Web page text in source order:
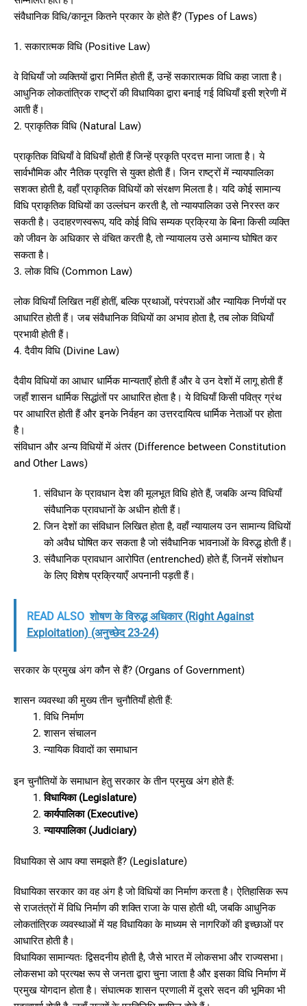
संवैधानिक विधि/कानून कितने प्रकार के होते हैं? (Types of Laws)
1. सकारात्मक विधि (Positive Law)
वे विधियाँ जो व्यक्तियों द्वारा निर्मित होती हैं, उन्हें सकारात्मक विधि कहा जाता है।
आधुनिक लोकतांत्रिक राष्ट्रों की विधायिका द्वारा बनाई गई विधियाँ इसी श्रेणी में
आती हैं।
2. प्राकृतिक विधि (Natural Law)
प्राकृतिक विधियाँ वे विधियाँ होती हैं जिन्हें प्रकृति प्रदत्त माना जाता है। ये
सार्वभौमिक और नैतिक प्रवृत्ति से युक्त होती हैं। जिन राष्ट्रों में न्यायपालिका
सशक्त होती है, वहाँ प्राकृतिक विधियों को संरक्षण मिलता है। यदि कोई सामान्य
विधि प्राकृतिक विधियों का उल्लंघन करती है, तो न्यायपालिका उसे निरस्त कर
सकती है। उदाहरणस्वरूप, यदि कोई विधि सम्यक प्रक्रिया के बिना किसी व्यक्ति
को जीवन के अधिकार से वंचित करती है, तो न्यायालय उसे अमान्य घोषित कर
सकता है।
3. लोक विधि (Common Law)
लोक विधियाँ लिखित नहीं होतीं, बल्कि प्रथाओं, परंपराओं और न्यायिक निर्णयों पर
आधारित होती हैं। जब संवैधानिक विधियों का अभाव होता है, तब लोक विधियाँ
प्रभावी होती हैं।
4. दैवीय विधि (Divine Law)
दैवीय विधियों का आधार धार्मिक मान्यताएँ होती हैं और वे उन देशों में लागू होती हैं
जहाँ शासन धार्मिक सिद्धांतों पर आधारित होता है। ये विधियाँ किसी पवित्र ग्रंथ
पर आधारित होती हैं और इनके निर्वहन का उत्तरदायित्व धार्मिक नेताओं पर होता
है।
संविधान और अन्य विधियों में अंतर (Difference between Constitution
and Other Laws)
संविधान के प्रावधान देश की मूलभूत विधि होते हैं, जबकि अन्य विधियाँ
संवैधानिक प्रावधानों के अधीन होती हैं।
जिन देशों का संविधान लिखित होता है, वहाँ न्यायालय उन सामान्य विधियों
को अवैध घोषित कर सकता है जो संवैधानिक भावनाओं के विरुद्ध होती हैं।
संवैधानिक प्रावधान आरोपित (entrenched) होते हैं, जिनमें संशोधन
के लिए विशेष प्रक्रियाएँ अपनानी पड़ती हैं।
READ ALSO शोषण के विरुद्ध अधिकार (Right Against
Exploitation) (अनुच्छेद 23-24)
सरकार के प्रमुख अंग कौन से हैं? (Organs of Government)
शासन व्यवस्था की मुख्य तीन चुनौतियाँ होती हैं:
विधि निर्माण
शासन संचालन
न्यायिक विवादों का समाधान
इन चुनौतियों के समाधान हेतु सरकार के तीन प्रमुख अंग होते हैं:
विधायिका (Legislature)
कार्यपालिका (Executive)
न्यायपालिका (Judiciary)
विधायिका से आप क्या समझते हैं? (Legislature)
विधायिका सरकार का वह अंग है जो विधियों का निर्माण करता है। ऐतिहासिक रूप
से राजतंत्रों में विधि निर्माण की शक्ति राजा के पास होती थी, जबकि आधुनिक
लोकतांत्रिक व्यवस्थाओं में यह विधायिका के माध्यम से नागरिकों की इच्छाओं पर
आधारित होती है।
विधायिका सामान्यतः द्विसदनीय होती है, जैसे भारत में लोकसभा और राज्यसभा।
लोकसभा को प्रत्यक्ष रूप से जनता द्वारा चुना जाता है और इसका विधि निर्माण में
प्रमुख योगदान होता है। संघात्मक शासन प्रणाली में दूसरे सदन की भूमिका भी